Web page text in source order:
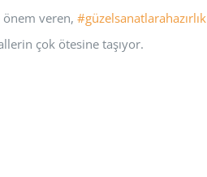
önem veren, #güzelsanatlarahazırlık
çok ötesine taşıyor.